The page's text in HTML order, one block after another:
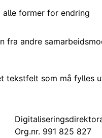
former for endring
fra andre
tekstfelt som må fylles
Org.nr. 991 825 827